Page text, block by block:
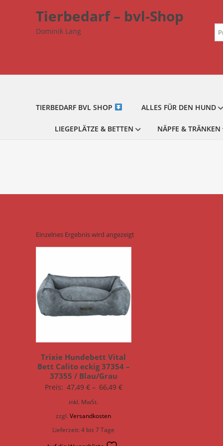
Tierbedarf – bvl-Shop
Dominik Lang
TIERBEDARF BVL SHOP ALLES FÜR DEN HUND
LIEGEPLÄTZE & BETTEN NÄPFE & TRÄNKEN
Einzelnes Ergebnis wird angezeigt
Trixie Hundebett Vital
Bett Calito eckig 37354 –
37355 / Blau/Grau
Preis: 47,49 €– 66,49 €
inkl. MwSt.
zzgl.Versandkosten
Lieferzeit:4 bis 7 Tage